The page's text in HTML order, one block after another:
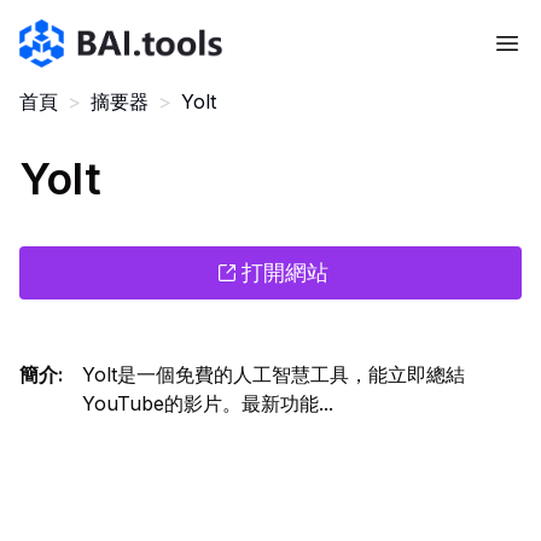
Bai.tools
首頁 > 摘要器 > Yolt
Yolt
打開網站
簡介:
Yolt是一個免費的人工智慧工具，能立即總結
YouTube的影片。最新功能...